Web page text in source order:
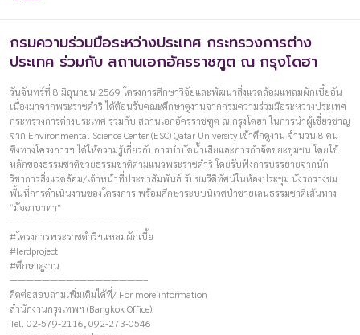
กรมความร่วมมือระหว่างประเทศ กระทรวงการต่าง
ประเทศ ร่วมกับ สถานเอกอัครราชฑูต ณ กรุงโดฮา
วันจันทร์ที่ 8 มิถุนายน 2569 โครงการศึกษาวิจัยและพัฒนาสิ่งแวดล้อมแหลมผักเบี้ยอัน
เนื่องมาจากพระราชดำริ ได้ต้อนรับคณะศึกษาดูงานจากกรมความร่วมมือระหว่างประเทศ
กระทรวงการต่างประเทศ ร่วมกับ สถานเอกอัครราชฑูต ณ กรุงโดฮา ในการนำผู้เชี่ยวชาญ
จาก Environmental Science Center (ESC) Qatar University เข้าศึกดูงาน จำนวน 8 คน
ซึ่งทางโครงการฯ ได้ให้ความรู้เกี่ยวกับการบำบัดน้ำเสียและการกำจัดขยะชุมชน โดยใช้
หลักของธรรมชาติช่วยธรรมชาติตามแนวพระราชดำริ โดยรับฟังการบรรยายจากนัก
วิชาการสิ่งแวดล้อม/เจ้าหน้าที่ประชาสัมพันธ์ รับชมวีดิทัศน์ในห้องประชุม นั่งรถรางชม
พื้นที่การดำเนินงานของโครงการ พร้อมศึกษาระบบนิเวศป่าชายเลนธรรมชาติเส้นทาง
“มัจฉาบาทา”
————————–————————–
#โครงการพระราชดำริฯแหลมผักเบี้ย
#lerdproject
#ศึกษาดูงาน
————————–————————–
ติดต่อสอบถามเพิ่มเติมได้ที่/ For more information
สำนักงานกรุงเทพฯ (Bangkok Office):
Tel. 02-579-2116, 092-273-0546